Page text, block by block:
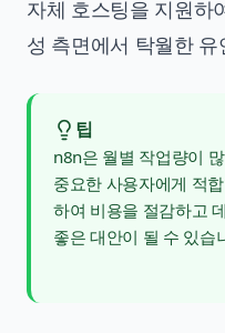
자체 호스팅을 지원하
성 측면에서 탁월한
팁
n8n은 월별 작업량이
중요한 사용자에게 적
하여 비용을 절감하고
좋은 대안이 될 수 있습